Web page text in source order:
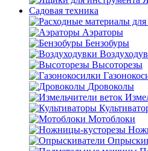
Садовая техника
Аэраторы
Бензобуры
Высоторезы
Дровоколы
Мотоблоки